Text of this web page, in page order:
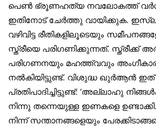
പെൺ ഭ്രൂണഹത്യ നവലോകത്ത്
ഇതിനോട് ചേർത്തു വായിക്കുക.
വഴിവിട്ട രീതികളിലൂടെയും
സ്ത്രീയെ പരിഗണിക്കുന്നത്. സ്ത്രീക്ക്
പരിഗണനയും മഹത്ത്വവും
നൽകിയിട്ടുണ്ട്. വിശുദ്ധ ഖുർആൻ ഇത്
പ്രതിപാദിച്ചിട്ടുണ്ട്: ‘അല്ലാഹു
നിന്നു തന്നെയുള്ള ഇണകളെ
നിന്ന് സന്താനങ്ങളെയും